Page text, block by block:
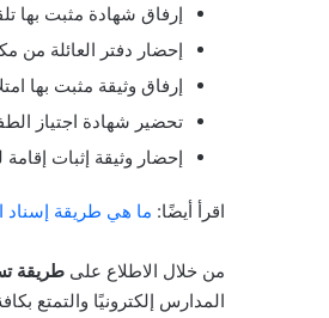
إرفاق شهادة مثبت بها
إحضار دفتر العائلة من
إرفاق وثيقة مثبت بها
تحضير شهادة اجتياز
إحضار وثيقة إثبات
اقرأ أيضًا: ما هي طريقة إسناد
من خلال الاطلاع على طريقة
المدارس إلكترونيًا والتمتع